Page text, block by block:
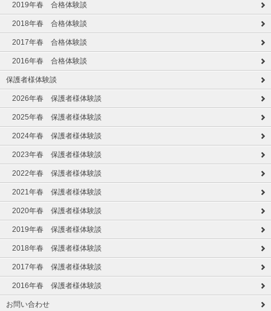
2019年春 合格体験談
2018年春 合格体験談
2017年春 合格体験談
2016年春 合格体験談
保護者様体験談
2026年春 保護者様体験談
2025年春 保護者様体験談
2024年春 保護者様体験談
2023年春 保護者様体験談
2022年春 保護者様体験談
2021年春 保護者様体験談
2020年春 保護者様体験談
2019年春 保護者様体験談
2018年春 保護者様体験談
2017年春 保護者様体験談
2016年春 保護者様体験談
お問い合わせ